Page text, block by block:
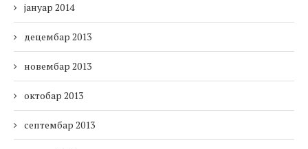
јануар 2014
децембар 2013
новембар 2013
октобар 2013
септембар 2013